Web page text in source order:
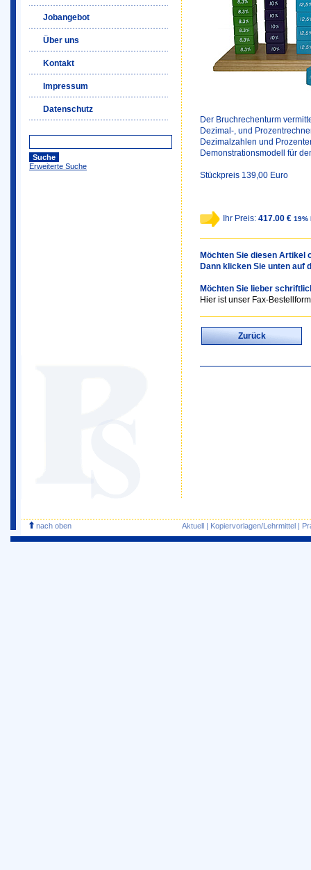
Jobangebot
Über uns
Kontakt
Impressum
Datenschutz
Erweiterte Suche
Der Bruchrechenturm
Dezimal-, und
Dezimalzahlen und
Demonstrationsmodell für
Stückpreis 139,00 Euro
Ihr Preis: 417.00 € 19%
Möchten Sie diesen Artikel
Dann klicken Sie unten auf
Möchten Sie lieber
Hier ist unser Fax-
Zurück
nach oben Aktuell | Kopiervorlagen/Lehrmittel |